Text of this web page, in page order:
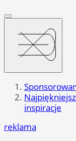
inspiracje
reklama